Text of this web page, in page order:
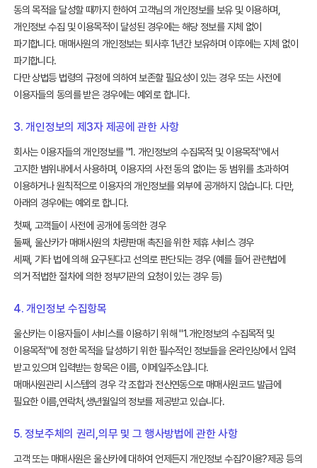
동의 목적을 달성할 때까지 한하여 고객님의 개인정보를 보유 및 이용하며,
개인정보 수집 및 이용목적이 달성된 경우에는 해당 정보를 지체 없이
파기합니다. 매매사원의 개인정보는 퇴사후 1년간 보유하며 이후에는 지체 없이
파기합니다.
다만 상법등 법령의 규정에 의하여 보존할 필요성이 있는 경우 또는 사전에
이용자들의 동의를 받은 경우에는 예외로 합니다.
3. 개인정보의 제3자 제공에 관한 사항
회사는 이용자들의 개인정보를 "1. 개인정보의 수집목적 및 이용목적"에서
고지한 범위내에서 사용하며, 이용자의 사전 동의 없이는 동 범위를 초과하여
이용하거나 원칙적으로 이용자의 개인정보를 외부에 공개하지 않습니다. 다만,
아래의 경우에는 예외로 합니다.
첫째, 고객들이 사전에 공개에 동의한 경우
둘째, 울산카가 매매사원의 차량판매 촉진을 위한 제휴 서비스 경우
세째, 기타 법에 의해 요구된다고 선의로 판단되는 경우 (예를 들어 관련법에
의거 적법한 절차에 의한 정부기관의 요청이 있는 경우 등)
4. 개인정보 수집항목
울산카는 이용자들이 서비스를 이용하기 위해 "1.개인정보의 수집목적 및
이용목적"에 정한 목적을 달성하기 위한 필수적인 정보들을 온라인상에서 입력
받고 있으며 입력받는 항목은 이름, 이메일주소입니다.
매매사원관리 시스템의 경우 각 조합과 전산연동으로 매매사원코드 발급에
필요한 이름,연락처,생년월일의 정보를 제공받고 있습니다.
5. 정보주체의 권리,의무 및 그 행사방법에 관한 사항
고객 또는 매매사원은 울산카에 대하여 언제든지 개인정보 수집?이용?제공 등의